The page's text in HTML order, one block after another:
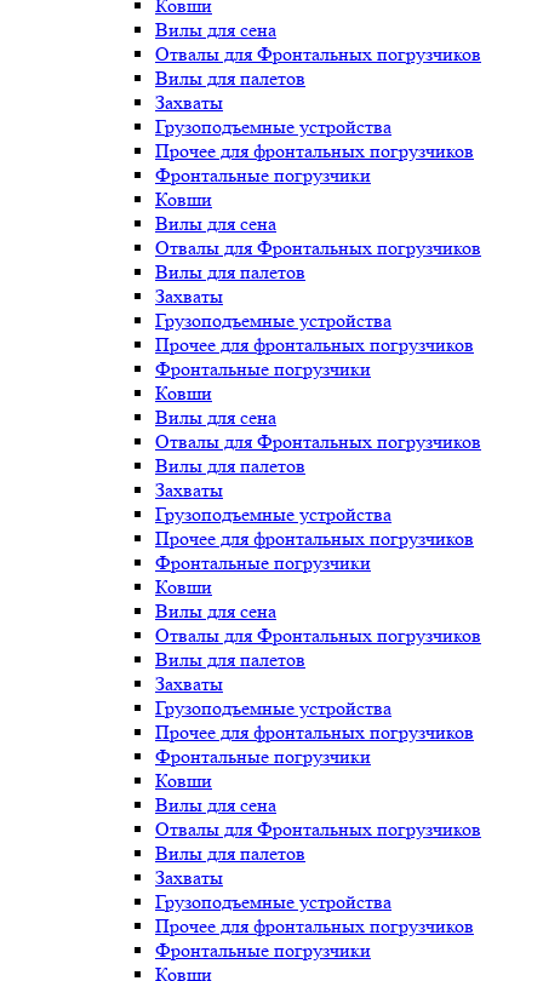
Ковши
Вилы для сена
Отвалы для Фронтальных погрузчиков
Вилы для палетов
Захваты
Грузоподъемные устройства
Прочее для фронтальных погрузчиков
Фронтальные погрузчики
Ковши
Вилы для сена
Отвалы для Фронтальных погрузчиков
Вилы для палетов
Захваты
Грузоподъемные устройства
Прочее для фронтальных погрузчиков
Фронтальные погрузчики
Ковши
Вилы для сена
Отвалы для Фронтальных погрузчиков
Вилы для палетов
Захваты
Грузоподъемные устройства
Прочее для фронтальных погрузчиков
Фронтальные погрузчики
Ковши
Вилы для сена
Отвалы для Фронтальных погрузчиков
Вилы для палетов
Захваты
Грузоподъемные устройства
Прочее для фронтальных погрузчиков
Фронтальные погрузчики
Ковши
Вилы для сена
Отвалы для Фронтальных погрузчиков
Вилы для палетов
Захваты
Грузоподъемные устройства
Прочее для фронтальных погрузчиков
Фронтальные погрузчики
Ковши